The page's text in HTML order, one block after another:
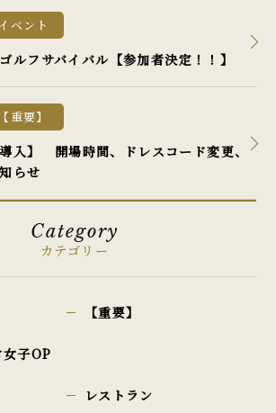
イベント
ルフサバイバル【参加者決定！！】
【重要】
導入】 開場時間、ドレスコード変更、
らせ
Category
カテゴリー
子OP
【重要】
レストラン